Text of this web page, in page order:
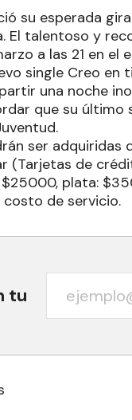
su esperada
El talentoso y
a las 21 en el
single Creo
una noche
que su
ser adquiridas
(Tarjetas de
$25000, plata:
de servicio.
tu